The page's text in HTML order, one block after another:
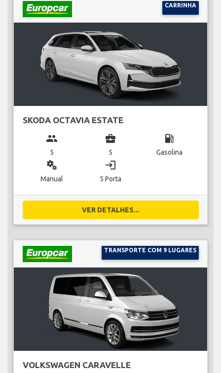
CARRINHA
SKODA OCTAVIA ESTATE
group
5
business_center
5
local_gas_station
Gasolina
miscellaneous_services
Manual
login
5 Porta
VER DETALHES...
TRANSPORTE COM 9 LUGARES
VOLKSWAGEN CARAVELLE